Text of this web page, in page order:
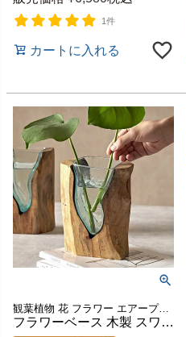
1件
カートに入れる
観葉植物 花 フラワー エアープランツ 店舗 レストラン カフェ 花 花生け かびん 造花 ドライフラワー フェイク グリーン アレンジメント ベース リビング 玄関 ギフト プレゼント
フラワーベース 木製 スワール ウッド ガラス 花瓶 花びん 水入れ可 約 W 15cm D 7.5cm H 20cm 花器 一輪挿し 花入れ 生花 花入 ディスプレイ 置き物 オブジェ テラリウム 容器 グリーン 園芸 観賞用 おしゃれ 北欧 リゾート 雑貨 インテリア アジアン [14057]